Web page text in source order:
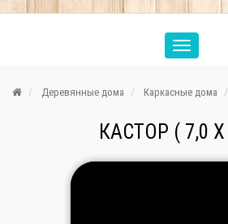
Деревянные дома Каркасные дома
КАСТОР ( 7,0 Х